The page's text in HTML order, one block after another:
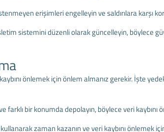
erişimleri engelleyin ve saldırılara karşı
sistemini düzenli olarak güncelleyin, böylece
önlemek için önlem almanız gerekir. İşte
farklı bir konumda depolayın, böylece veri kaybını
zaman kazanın ve veri kaybını önlemek